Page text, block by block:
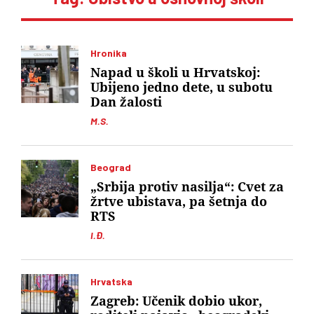
Hronika
M.S.
Napad u školi u Hrvatskoj:
Ubijeno jedno dete, u subotu
Dan žalosti
Beograd
I.Đ.
„Srbija protiv nasilja“: Cvet za
žrtve ubistava, pa šetnja do
RTS
Hrvatska
Zagreb: Učenik dobio ukor,